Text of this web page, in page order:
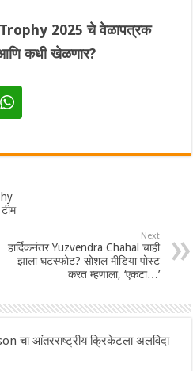
Trophy 2025 चे वेळापत्रक
आणि कधी खेळणार?
Next
हार्दिकनंतर Yuzvendra Chahal चाही
झाला घटस्फोट? सोशल मीडिया पोस्ट
करत म्हणाला, ‘एकटा…’
चा आंतरराष्ट्रीय क्रिकेटला अलविदा